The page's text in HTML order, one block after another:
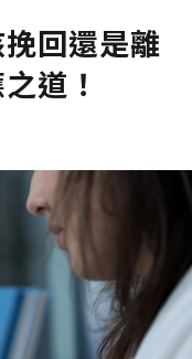
挽回還是離
道！